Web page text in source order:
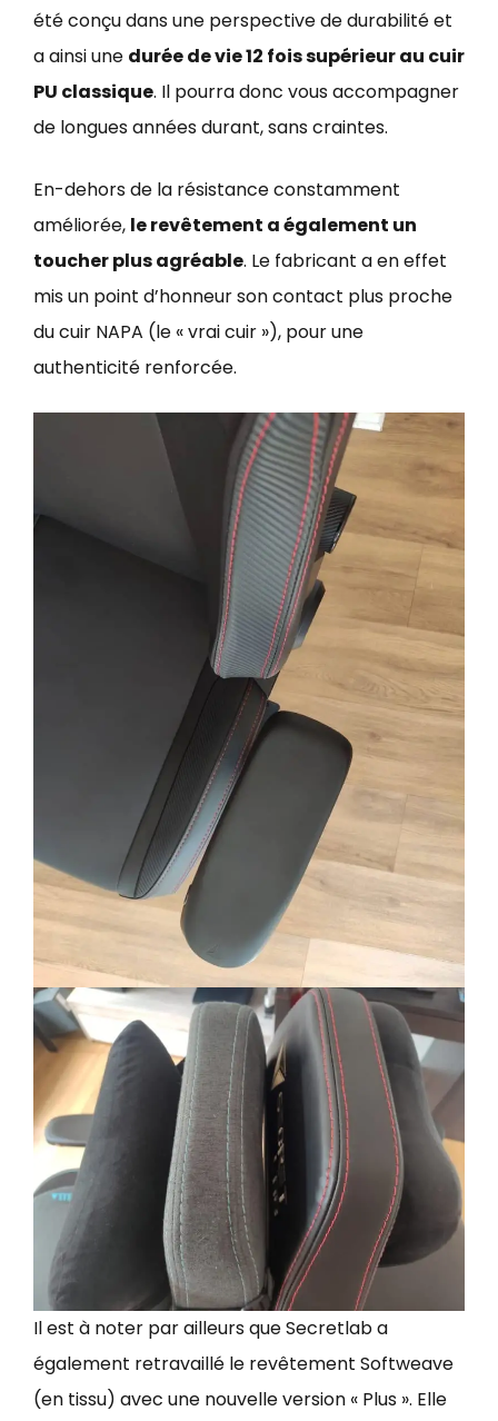
été conçu dans une perspective de durabilité et
a ainsi une durée de vie 12 fois supérieur au cuir
PU classique. Il pourra donc vous accompagner
de longues années durant, sans craintes.
En-dehors de la résistance constamment
améliorée, le revêtement a également un
toucher plus agréable. Le fabricant a en effet
mis un point d’honneur son contact plus proche
du cuir NAPA (le « vrai cuir »), pour une
authenticité renforcée.
Il est à noter par ailleurs que Secretlab a
également retravaillé le revêtement Softweave
(en tissu) avec une nouvelle version « Plus ». Elle